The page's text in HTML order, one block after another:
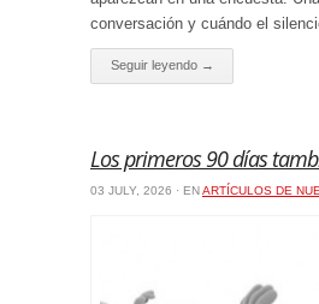
conversación y cuándo el
Seguir leyendo →
Los primeros 90 días
03 JULY, 2026 · ENARTÍCULOS DE